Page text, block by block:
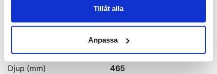
Tillåt alla
Anpassa
Egenskaper
Djup (mm) 465